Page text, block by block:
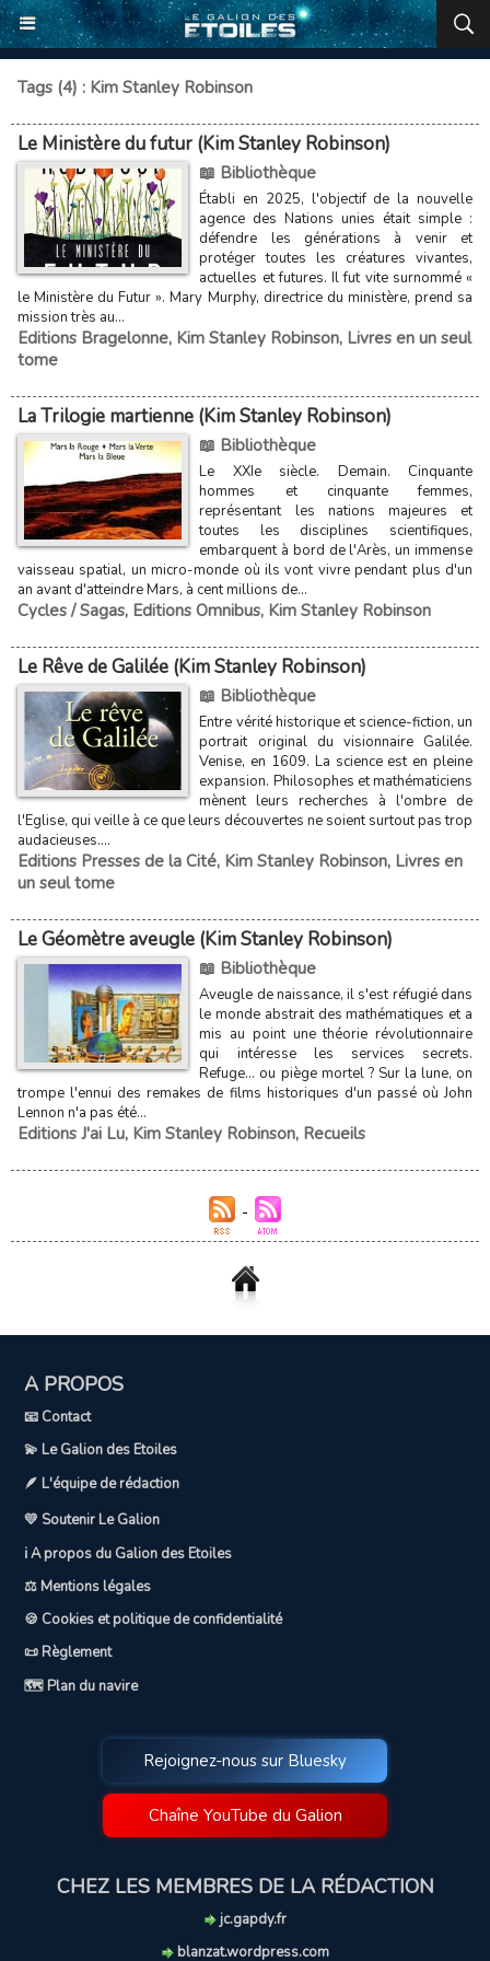
Tags (4) : Kim Stanley Robinson
Le Ministère du futur (Kim Stanley Robinson)
📖 Bibliothèque
Établi en 2025, l'objectif de la nouvelle
agence des Nations unies était simple :
défendre les générations à venir et
protéger toutes les créatures vivantes,
actuelles et futures. Il fut vite surnommé «
le Ministère du Futur ». Mary Murphy, directrice du ministère, prend sa
mission très au...
Editions Bragelonne, Kim Stanley Robinson, Livres en un seul
tome
La Trilogie martienne (Kim Stanley Robinson)
📖 Bibliothèque
Le XXIe siècle. Demain. Cinquante
hommes et cinquante femmes,
représentant les nations majeures et
toutes les disciplines scientifiques,
embarquent à bord de l'Arès, un immense
vaisseau spatial, un micro-monde où ils vont vivre pendant plus d'un
an avant d'atteindre Mars, à cent millions de...
Cycles / Sagas, Editions Omnibus, Kim Stanley Robinson
Le Rêve de Galilée (Kim Stanley Robinson)
📖 Bibliothèque
Entre vérité historique et science-fiction, un
portrait original du visionnaire Galilée.
Venise, en 1609. La science est en pleine
expansion. Philosophes et mathématiciens
mènent leurs recherches à l'ombre de
l'Eglise, qui veille à ce que leurs découvertes ne soient surtout pas trop
audacieuses....
Editions Presses de la Cité, Kim Stanley Robinson, Livres en
un seul tome
Le Géomètre aveugle (Kim Stanley Robinson)
📖 Bibliothèque
Aveugle de naissance, il s'est réfugié dans
le monde abstrait des mathématiques et a
mis au point une théorie révolutionnaire
qui intéresse les services secrets.
Refuge... ou piège mortel ? Sur la lune, on
trompe l'ennui des remakes de films historiques d'un passé où John
Lennon n'a pas été...
Editions J'ai Lu, Kim Stanley Robinson, Recueils
A PROPOS
📧 Contact
💫 Le Galion des Etoiles
🪶 L'équipe de rédaction
💛 Soutenir Le Galion
ℹ️ A propos du Galion des Etoiles
⚖️ Mentions légales
🍪 Cookies et politique de confidentialité
📜 Règlement
🗺️ Plan du navire
Rejoignez-nous sur Bluesky
Chaîne YouTube du Galion
CHEZ LES MEMBRES DE LA RÉDACTION
jc.gapdy.fr
blanzat.wordpress.com